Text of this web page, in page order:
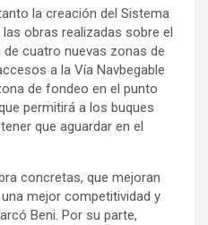
la creación del Sistema
obras realizadas sobre el
de cuatro nuevas zonas de
a la Vía Navbegable
de fondeo en el punto
permitirá a los buques
que aguardar en el
concretas, que mejoran
mejor competitividad y
Beni. Por su parte,